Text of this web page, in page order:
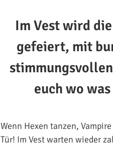
Im Vest wird
gefeiert, mit
euch wo
Wenn Hexen tanzen,
Tür! Im Vest warten wieder